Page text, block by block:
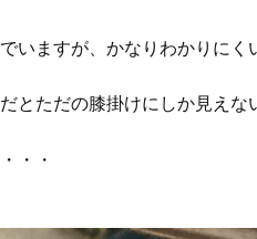
いますが、かなりわかりにく
とただの膝掛けにしか見えな
・・